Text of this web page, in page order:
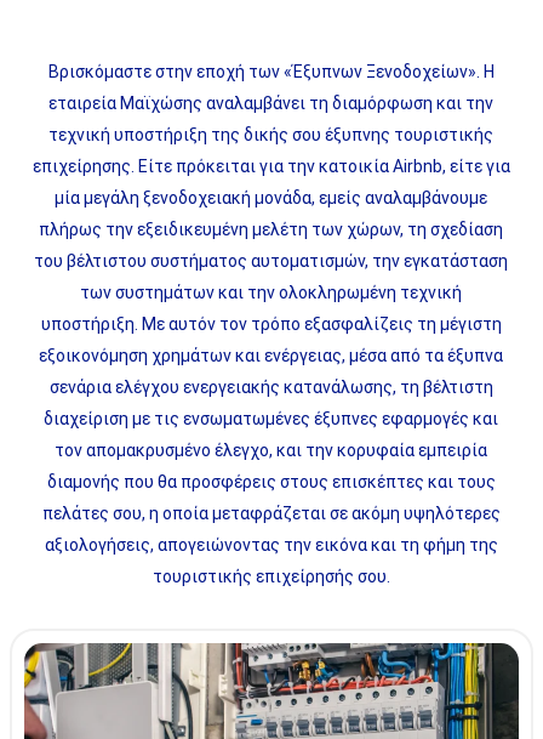
Βρισκόμαστε στην εποχή των «Έξυπνων Ξενοδοχείων». Η
εταιρεία Μαϊχώσης αναλαμβάνει τη διαμόρφωση και την
τεχνική υποστήριξη της δικής σου έξυπνης τουριστικής
επιχείρησης. Είτε πρόκειται για την κατοικία Airbnb, είτε για
μία μεγάλη ξενοδοχειακή μονάδα, εμείς αναλαμβάνουμε
πλήρως την εξειδικευμένη μελέτη των χώρων, τη σχεδίαση
του βέλτιστου συστήματος αυτοματισμών, την εγκατάσταση
των συστημάτων και την ολοκληρωμένη τεχνική
υποστήριξη. Με αυτόν τον τρόπο εξασφαλίζεις τη μέγιστη
εξοικονόμηση χρημάτων και ενέργειας, μέσα από τα έξυπνα
σενάρια ελέγχου ενεργειακής κατανάλωσης, τη βέλτιστη
διαχείριση με τις ενσωματωμένες έξυπνες εφαρμογές και
τον απομακρυσμένο έλεγχο, και την κορυφαία εμπειρία
διαμονής που θα προσφέρεις στους επισκέπτες και τους
πελάτες σου, η οποία μεταφράζεται σε ακόμη υψηλότερες
αξιολογήσεις, απογειώνοντας την εικόνα και τη φήμη της
τουριστικής επιχείρησής σου.